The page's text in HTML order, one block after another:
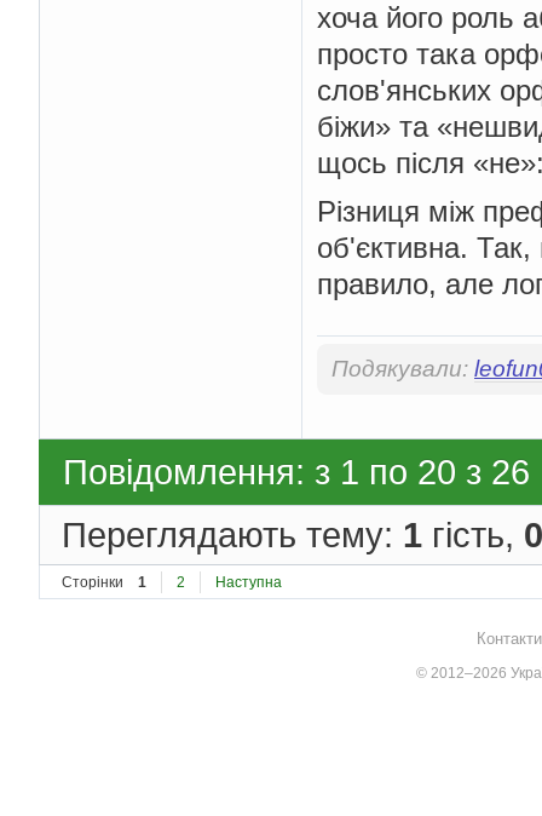
хоча його роль
просто така
слов'янських
біжи» та
щось після
Різниця між
об'єктивна. Так,
правило, але
Подякували:
Повідомлення: з 1 по 20 з 26
Переглядають тему: 1 гість, 0
Сторінки 1 2 Наступна
© 2012–2026